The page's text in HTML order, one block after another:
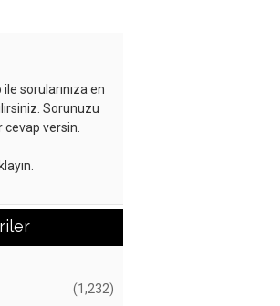
sorularınıza en
Sorunuzu
cevap versin.
(1,232)